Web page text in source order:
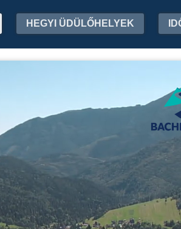
HEGYI ÜDÜLŐHELYEK